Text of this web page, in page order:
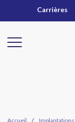
Carrières
Accueil / Implantations